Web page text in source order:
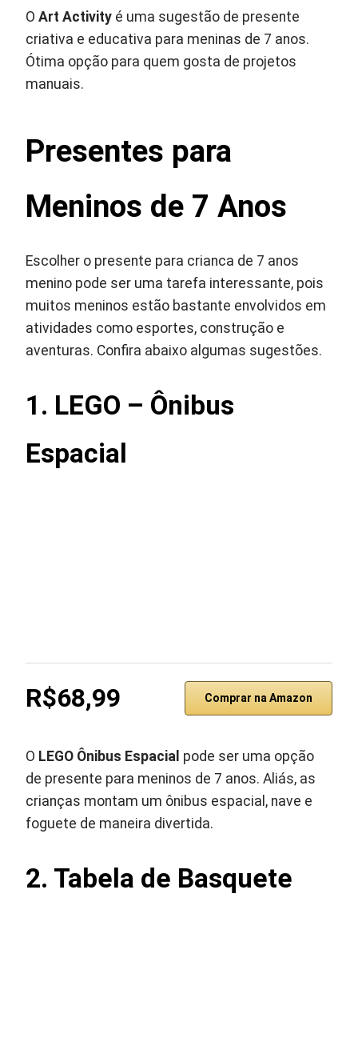
O Art Activity é uma sugestão de presente
criativa e educativa para meninas de 7 anos.
Ótima opção para quem gosta de projetos
manuais.
Presentes para
Meninos de 7 Anos
Escolher o presente para crianca de 7 anos
menino pode ser uma tarefa interessante, pois
muitos meninos estão bastante envolvidos em
atividades como esportes, construção e
aventuras. Confira abaixo algumas sugestões.
1. LEGO – Ônibus
Espacial
R$68,99 Comprar na Amazon
O LEGO Ônibus Espacial pode ser uma opção
de presente para meninos de 7 anos. Aliás, as
crianças montam um ônibus espacial, nave e
foguete de maneira divertida.
2. Tabela de Basquete